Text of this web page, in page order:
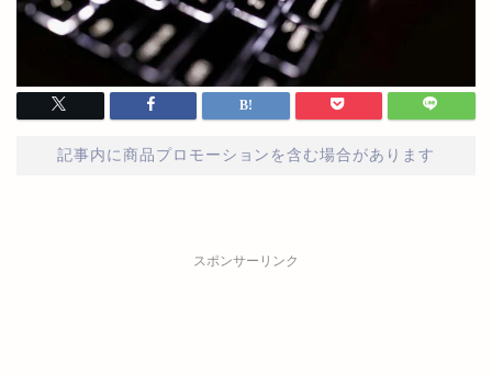
記事内に商品プロモーションを含む場合があります
スポンサーリンク